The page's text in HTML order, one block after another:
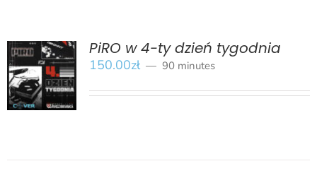
BOOK
/
SZCZEGÓŁY
PiRO w 4-ty dzień tygodnia
150.00zł 90 minutes